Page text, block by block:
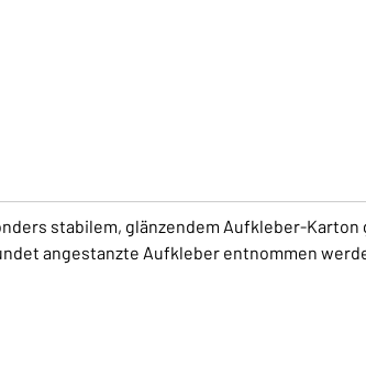
stabilem, glänzendem Aufkleber-
angestanzte Aufkleber entnommen